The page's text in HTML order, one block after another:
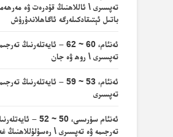
تەپسىرى \ ئاللاھنىڭ قۇدرەت ۋە
باتىل ئېتىقادكىلەرگە ئاگاھلاندۇرۇش
ئەنئام، 60 ~ 62 – ئايەتلەرنىڭ
تەپسىرى \ روھ ۋە جان
ئەنئام، 53 ~ 59 – ئايەتلەرنىڭ
تەپسىرى
ئەنئام سۈرىسى، 50 ~ 52 –
تەرجىمە ۋە تەپسىرى \ رەسۇلۇللاھنىڭ